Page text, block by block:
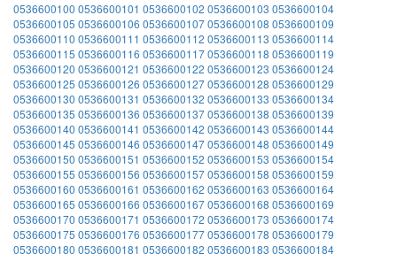
0536600100 0536600101 0536600102 0536600103 0536600104
0536600105 0536600106 05366001070536600108 0536600109
0536600110 0536600111 0536600112 0536600113 0536600114
0536600115 0536600116 05366001170536600118 0536600119
0536600120 0536600121 0536600122 0536600123 0536600124
0536600125 0536600126 05366001270536600128 0536600129
0536600130 0536600131 0536600132 0536600133 0536600134
0536600135 0536600136 05366001370536600138 0536600139
0536600140 0536600141 0536600142 0536600143 0536600144
0536600145 0536600146 05366001470536600148 0536600149
0536600150 0536600151 0536600152 0536600153 0536600154
0536600155 0536600156 05366001570536600158 0536600159
0536600160 0536600161 0536600162 0536600163 0536600164
0536600165 0536600166 05366001670536600168 0536600169
0536600170 0536600171 0536600172 0536600173 0536600174
0536600175 0536600176 05366001770536600178 0536600179
0536600180 0536600181 0536600182 0536600183 0536600184